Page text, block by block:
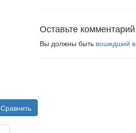
Оставьте комментарий
Вы должны быть вошедший в
Сравнить